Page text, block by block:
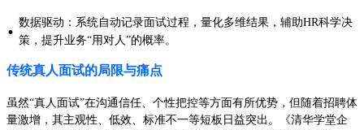
· 数据驱动：系统自动记录面试过程，量化多维结果，辅助HR科学决
策，提升业务“用对人”的概率。
传统真人面试的局限与痛点
虽然“真人面试”在沟通信任、个性把控等方面有所优势，但随着招聘体
量激增，其主观性、低效、标准不一等短板日益突出。《清华学堂企